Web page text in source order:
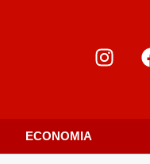
ECONOMIA